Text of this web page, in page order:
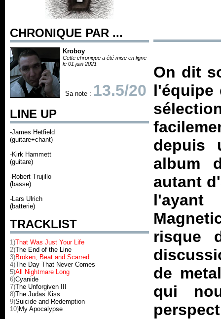
CHRONIQUE PAR ...
Kroboy
Cette chronique a été mise en ligne
le 01 juin 2021
Sa note : 13.5/20
LINE UP
-James Hetfield
(guitare+chant)
-Kirk Hammett
(guitare)
-Robert Trujillo
(basse)
-Lars Ulrich
(batterie)
TRACKLIST
1)That Was Just Your Life
2)The End of the Line
3)Broken, Beat and Scarred
4)The Day That Never Comes
5)All Nightmare Long
6)Cyanide
7)The Unforgiven III
8)The Judas Kiss
9)Suicide and Redemption
10)My Apocalypse
On dit
l'équipe
depuis
album
autant
l'ayant
risque
de
qui